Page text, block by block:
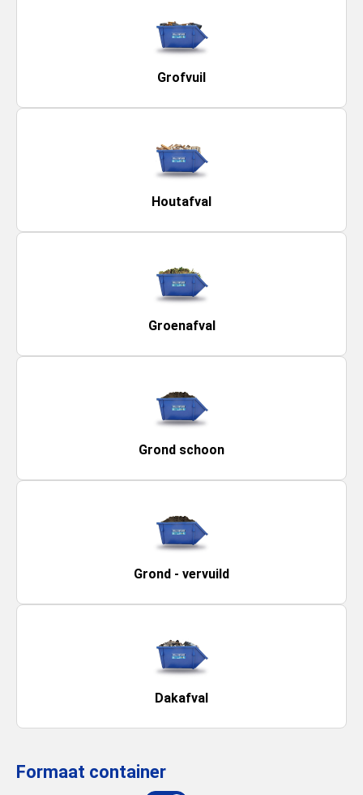
Grofvuil
Houtafval
Groenafval
Grond schoon
Grond - vervuild
Dakafval
Formaat container